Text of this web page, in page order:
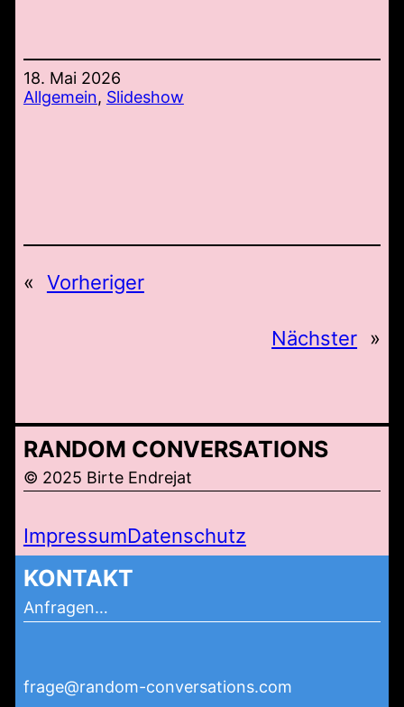
18. Mai 2026
Allgemein, Slideshow
« Vorheriger
Nächster »
RANDOM CONVERSATIONS
© 2025 Birte Endrejat
ImpressumDatenschutz
KONTAKT
Anfragen…
frage@random-conversations.com